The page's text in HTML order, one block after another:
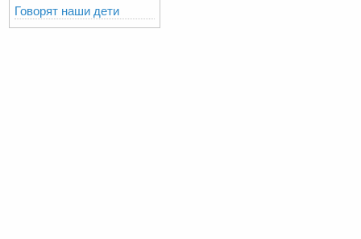
Говорят наши дети